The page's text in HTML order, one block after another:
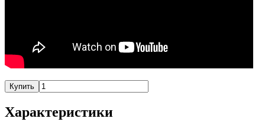
Купить
Характеристики